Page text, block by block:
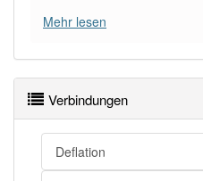
Mehr lesen
Verbindungen
Deflation